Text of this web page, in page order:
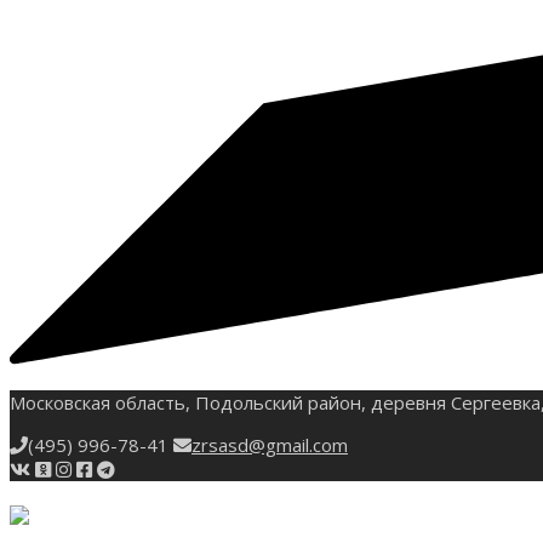
Московская область, Подольский район, деревня
(495) 996-78-41
zrsasd@gmail.com